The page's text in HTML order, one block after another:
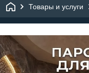
Товары и услуги